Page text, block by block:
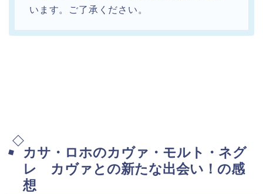
います。ご了承ください。
カサ・ロホのカヴァ・モルト・ネグ
レ カヴァとの新たな出会い！の感
想